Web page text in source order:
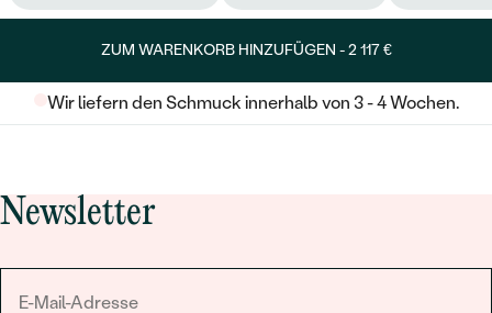
ZUM WARENKORB HINZUFÜGEN -2 117 €
Wir liefern den Schmuck innerhalb von 3 - 4 Wochen.
Newsletter